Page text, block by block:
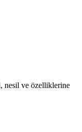
nesil ve özelliklerine